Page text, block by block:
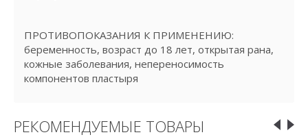
ПРОТИВОПОКАЗАНИЯ К ПРИМЕНЕНИЮ:
беременность, возраст до 18 лет, открытая рана,
кожные заболевания, непереносимость
компонентов пластыря
РЕКОМЕНДУЕМЫЕ ТОВАРЫ